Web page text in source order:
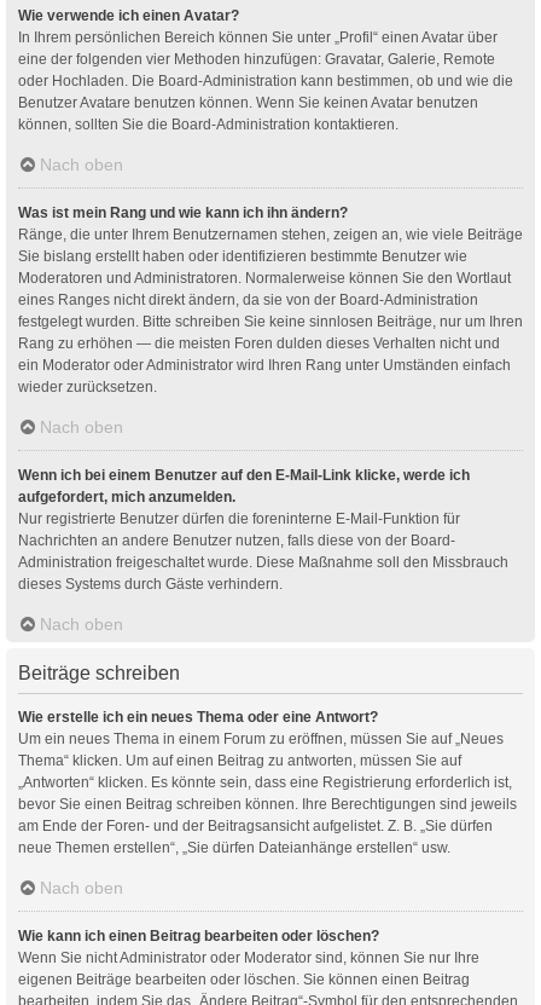
Wie verwende ich einen Avatar?
In Ihrem persönlichen Bereich können Sie unter „Profil“ einen Avatar über
eine der folgenden vier Methoden hinzufügen: Gravatar, Galerie, Remote
oder Hochladen. Die Board-Administration kann bestimmen, ob und wie die
Benutzer Avatare benutzen können. Wenn Sie keinen Avatar benutzen
können, sollten Sie die Board-Administration kontaktieren.
Nach oben
Was ist mein Rang und wie kann ich ihn ändern?
Ränge, die unter Ihrem Benutzernamen stehen, zeigen an, wie viele Beiträge
Sie bislang erstellt haben oder identifizieren bestimmte Benutzer wie
Moderatoren und Administratoren. Normalerweise können Sie den Wortlaut
eines Ranges nicht direkt ändern, da sie von der Board-Administration
festgelegt wurden. Bitte schreiben Sie keine sinnlosen Beiträge, nur um Ihren
Rang zu erhöhen — die meisten Foren dulden dieses Verhalten nicht und
ein Moderator oder Administrator wird Ihren Rang unter Umständen einfach
wieder zurücksetzen.
Nach oben
Wenn ich bei einem Benutzer auf den E-Mail-Link klicke, werde ich
aufgefordert, mich anzumelden.
Nur registrierte Benutzer dürfen die foreninterne E-Mail-Funktion für
Nachrichten an andere Benutzer nutzen, falls diese von der Board-
Administration freigeschaltet wurde. Diese Maßnahme soll den Missbrauch
dieses Systems durch Gäste verhindern.
Nach oben
Beiträge schreiben
Wie erstelle ich ein neues Thema oder eine Antwort?
Um ein neues Thema in einem Forum zu eröffnen, müssen Sie auf „Neues
Thema“ klicken. Um auf einen Beitrag zu antworten, müssen Sie auf
„Antworten“ klicken. Es könnte sein, dass eine Registrierung erforderlich ist,
bevor Sie einen Beitrag schreiben können. Ihre Berechtigungen sind jeweils
am Ende der Foren- und der Beitragsansicht aufgelistet. Z. B. „Sie dürfen
neue Themen erstellen“, „Sie dürfen Dateianhänge erstellen“ usw.
Nach oben
Wie kann ich einen Beitrag bearbeiten oder löschen?
Wenn Sie nicht Administrator oder Moderator sind, können Sie nur Ihre
eigenen Beiträge bearbeiten oder löschen. Sie können einen Beitrag
bearbeiten, indem Sie das „Ändere Beitrag“-Symbol für den entsprechenden